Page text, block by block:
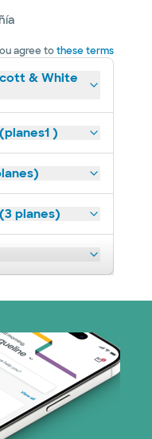
agree tothese terms
& White
)
planes)